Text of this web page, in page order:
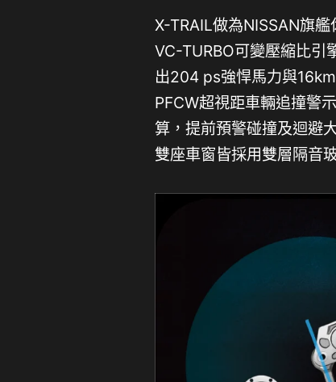
X-TRAIL做為NISSAN旗
VC-TURBO可變壓縮比引
出204 ps強悍馬力與
PFCW超視距車輛追撞警
算，提前預警碰撞及迴避
雙座車窗皆採用雙層隔音